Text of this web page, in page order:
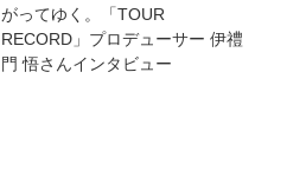
がってゆく。「TOUR
RECORD」プロデューサー 伊禮
門 悟さんインタビュー